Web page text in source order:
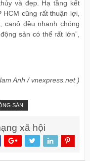
và đẹp. Hạ tầng kết
cũng rất thuận lợi,
canô đều nhanh chóng
sản có thể rất lớn”,
Anh / vnexpress.net )
SẢN
xã hội